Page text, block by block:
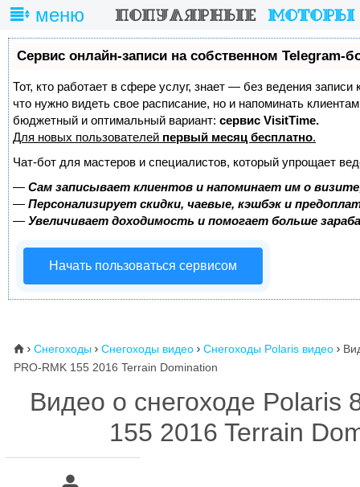
меню
Сервис онлайн-записи на собственном Telegram-
Тот, кто работает в сфере услуг, знает — без ведения записи
что нужно видеть свое расписание, но и напоминать
бюджетный и оптимальный вариант: сервис VisitTime.
Для новых пользователей первый месяц бесплатно.
Чат-бот для мастеров и специалистов, который упрощает
— Сам записывает клиентов и напоминает им о
— Персонализирует скидки, чаевые, кэшбэк и
— Увеличивает доходимость и помогает больше
Начать пользоваться сервисом
⌂  Снегоходы  Снегоходы видео  Снегоходы Polaris видео 
PRO-RMK 155 2016 Terrain Domination
Видео о снегоходе Polaris
155 2016 Terrain